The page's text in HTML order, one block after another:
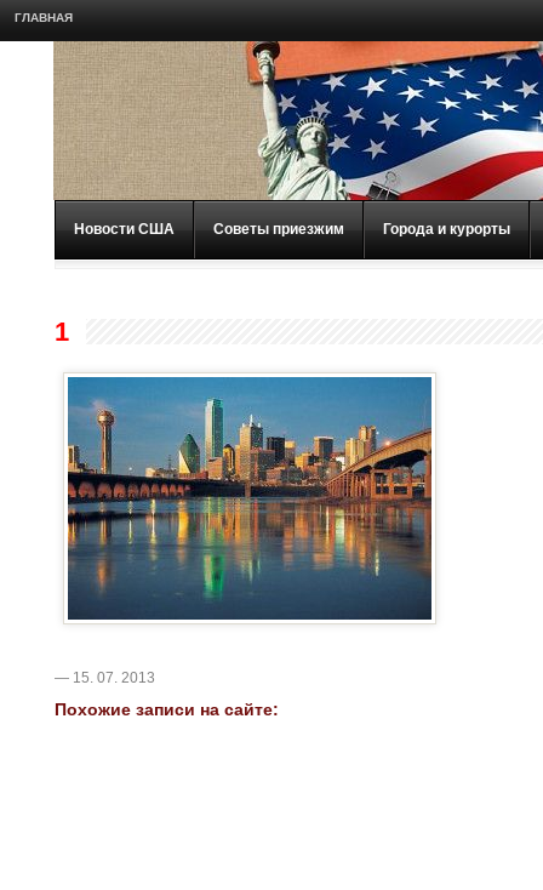
ГЛАВНАЯ
Новости США Советы приезжим Города и курорты
1
— 15. 07. 2013
Похожие записи на сайте: